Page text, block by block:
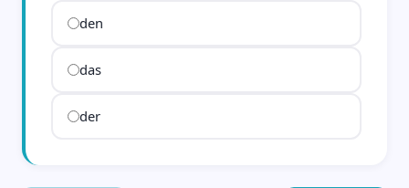
den
das
der